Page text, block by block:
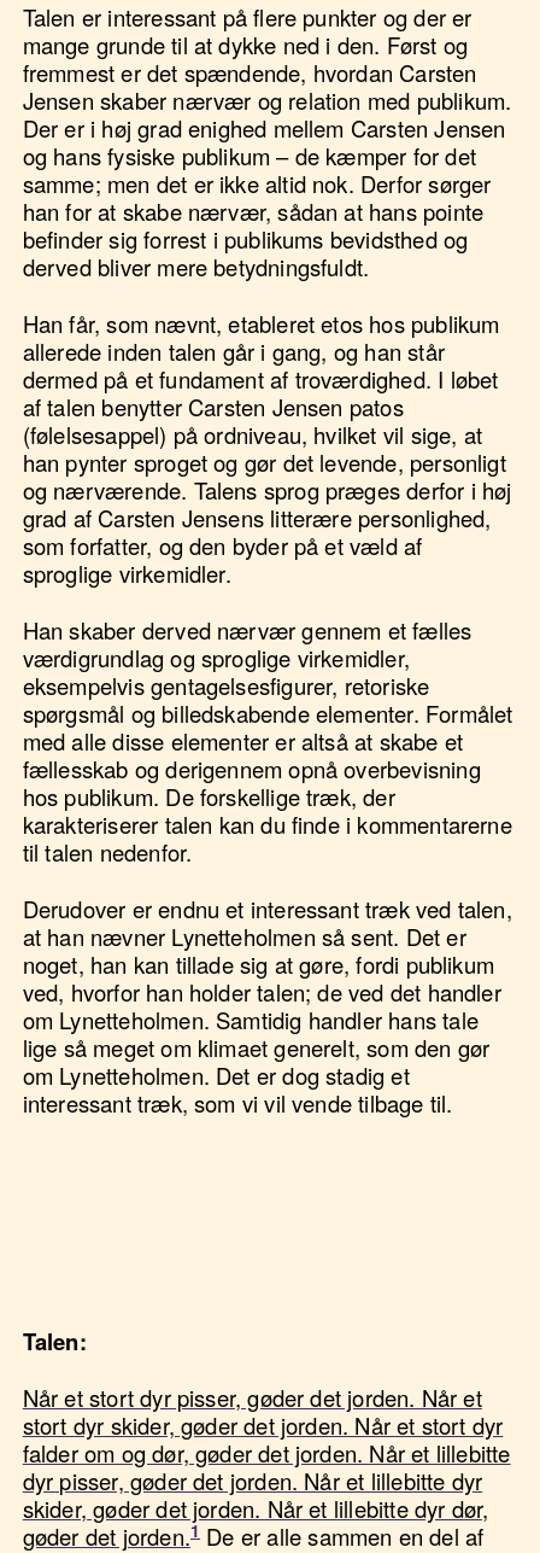
Talen er interessant på flere punkter og der er
mange grunde til at dykke ned i den. Først og
fremmest er det spændende, hvordan Carsten
Jensen skaber nærvær og relation med publikum.
Der er i høj grad enighed mellem Carsten Jensen
og hans fysiske publikum – de kæmper for det
samme; men det er ikke altid nok. Derfor sørger
han for at skabe nærvær, sådan at hans pointe
befinder sig forrest i publikums bevidsthed og
derved bliver mere betydningsfuldt.
Han får, som nævnt, etableret etos hos publikum
allerede inden talen går i gang, og han står
dermed på et fundament af troværdighed. I løbet
af talen benytter Carsten Jensen patos
(følelsesappel) på ordniveau, hvilket vil sige, at
han pynter sproget og gør det levende, personligt
og nærværende. Talens sprog præges derfor i høj
grad af Carsten Jensens litterære personlighed,
som forfatter, og den byder på et væld af
sproglige virkemidler.
Han skaber derved nærvær gennem et fælles
værdigrundlag og sproglige virkemidler,
eksempelvis gentagelsesfigurer, retoriske
spørgsmål og billedskabende elementer. Formålet
med alle disse elementer er altså at skabe et
fællesskab og derigennem opnå overbevisning
hos publikum. De forskellige træk, der
karakteriserer talen kan du finde i kommentarerne
til talen nedenfor.
Derudover er endnu et interessant træk ved talen,
at han nævner Lynetteholmen så sent. Det er
noget, han kan tillade sig at gøre, fordi publikum
ved, hvorfor han holder talen; de ved det handler
om Lynetteholmen. Samtidig handler hans tale
lige så meget om klimaet generelt, som den gør
om Lynetteholmen. Det er dog stadig et
interessant træk, som vi vil vende tilbage til.
Talen:
Når et stort dyr pisser, gøder det jorden. Når et
stort dyr skider, gøder det jorden. Når et stort dyr
falder om og dør, gøder det jorden. Når et lillebitte
dyr pisser, gøder det jorden. Når et lillebitte dyr
skider, gøder det jorden. Når et lillebitte dyr dør,
gøder det jorden. De er alle sammen en del af